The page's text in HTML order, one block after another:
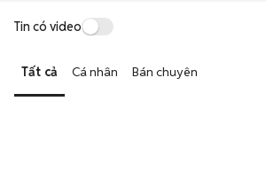
Tin có video
Tất cả Cá nhân Bán chuyên